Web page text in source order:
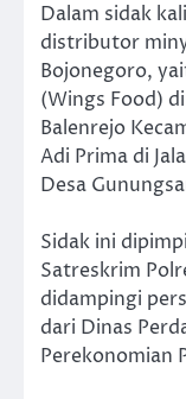
Dalam sidak
distributor
Bojonegoro,
(Wings Food)
Balenrejo
Adi Prima di
Desa
Sidak ini
Satreskrim
didampingi
dari Dinas
Perekonomian